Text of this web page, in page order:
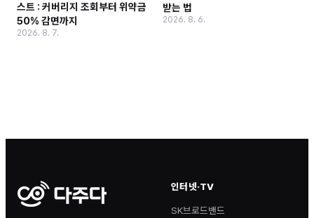
스트 : 커버리지 조회부터 위약금
50% 감면까지
2026. 8. 7.
받는 법
2026. 8. 6.
인터넷·TV
SK브로드밴드